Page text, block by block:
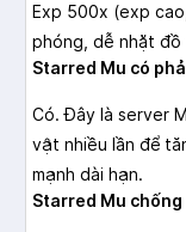
Exp 500x (exp
phóng, dễ nhặt
Starred Mu có
Có. Đây là server
vật nhiều lần để
mạnh dài hạn.
Starred Mu